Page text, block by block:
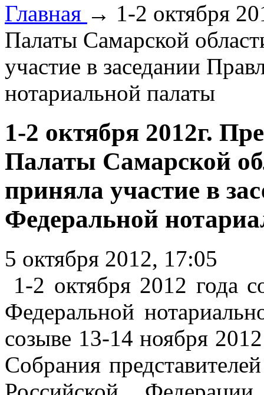
Главная → 1-2 октября
Палаты Самарской
участие в заседании
нотариальной палаты
1-2 октября 2012г.
Палаты Самарской
приняла участие в
Федеральной
5 октября 2012, 17:05
1-2 октября 2012 года
Федеральной
созыве 13-14 ноября
Собрания